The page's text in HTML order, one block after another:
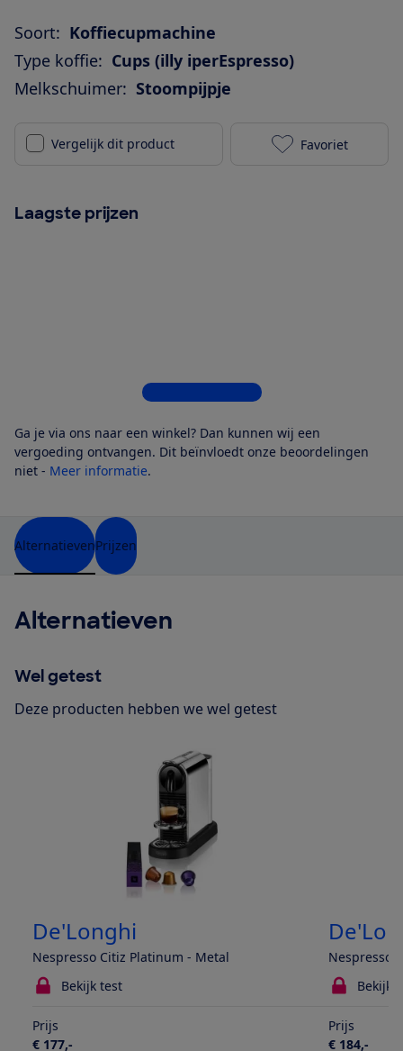
Soort: Koffiecupmachine
Type koffie: Cups (illy iperEspresso)
Melkschuimer: Stoompijpje
Vergelijk dit product illy X7.1 -
Favoriet
Laagste prijzen
Bekijk alle 5 winkels
Ga je via ons naar een winkel? Dan kunnen wij een
vergoeding ontvangen. Dit beïnvloedt onze beoordelingen
niet - Meer informatie.
AlternatievenPrijzen
Alternatieven
Wel getest
Deze producten hebben we wel getest
De'Longhi
Nespresso Citiz Platinum - Metal
Nespresso
Bekijk test
Bekijk
Prijs
€ 177,-
Prijs
€ 184,-